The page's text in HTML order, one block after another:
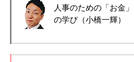
人事のための「お金」
の学び（小橋一輝）